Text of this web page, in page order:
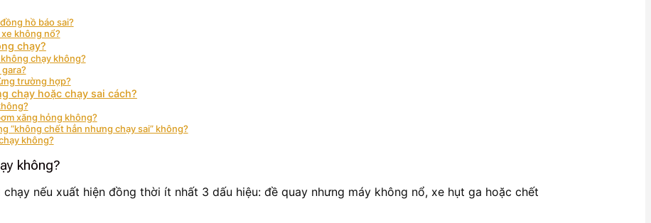
hồ báo sai?
không nổ?
chạy?
chạy không?
trường hợp?
chạy hoặc chạy sai cách?
xăng hỏng không?
“không chết hẳn nhưng chạy sai” không?
không?
không?
nếu xuất hiện đồng thời ít nhất 3 dấu hiệu: đề quay nhưng máy không nổ, xe hụt ga hoặc chết